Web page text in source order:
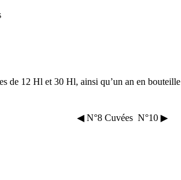
de 12 Hl et 30 Hl, ainsi qu’un an en bouteille
◀ N°8 Cuvées N°10 ▶